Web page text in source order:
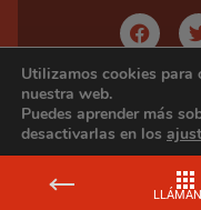
Utilizamos cookies para
nuestra web.
Puedes aprender más
desactivarlas en los
Aceptar Rechazar